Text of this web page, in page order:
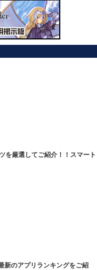
を厳選してご紹介！！スマート
新のアプリランキングをご紹